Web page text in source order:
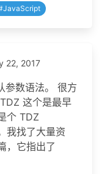
JavaScript
22, 2017
参数语法。 很方
这个是最早
个 TDZ
我找了大量资
，它指出了